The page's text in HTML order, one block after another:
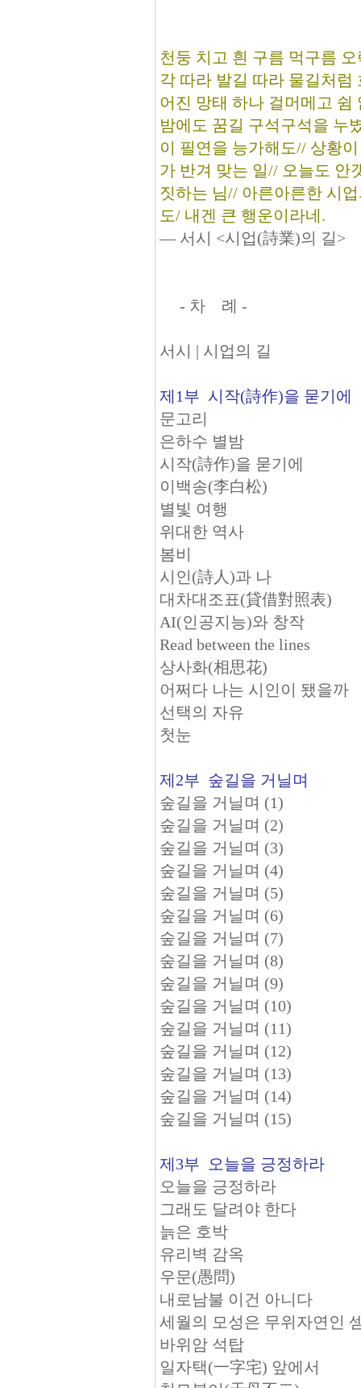
천둥 치고 흰 구름 먹구름
각 따라 발길 따라 물길처
어진 망태 하나 걸머메고
밤에도 꿈길 구석구석을 누
이 필연을 능가해도// 상황
가 반겨 맞는 일// 오늘도 안
짓하는 님// 아른아른한 시
도/ 내겐 큰 행운이라네.
― 서시 <시업(詩業)의 길>
- 차 례 -
서시 | 시업의 길
제1부 시작(詩作)을 묻기에
문고리
은하수 별밤
시작(詩作)을 묻기에
이백송(李白松)
별빛 여행
위대한 역사
봄비
시인(詩人)과 나
대차대조표(貸借對照表)
AI(인공지능)와 창작
Read between the lines
상사화(相思花)
어쩌다 나는 시인이 됐을까
선택의 자유
첫눈
제2부 숲길을 거닐며
숲길을 거닐며 (1)
숲길을 거닐며 (2)
숲길을 거닐며 (3)
숲길을 거닐며 (4)
숲길을 거닐며 (5)
숲길을 거닐며 (6)
숲길을 거닐며 (7)
숲길을 거닐며 (8)
숲길을 거닐며 (9)
숲길을 거닐며 (10)
숲길을 거닐며 (11)
숲길을 거닐며 (12)
숲길을 거닐며 (13)
숲길을 거닐며 (14)
숲길을 거닐며 (15)
제3부 오늘을 긍정하라
오늘을 긍정하라
그래도 달려야 한다
늙은 호박
유리벽 감옥
우문(愚問)
내로남불 이건 아니다
세월의 모성은 무위자연인
바위암 석탑
일자택(一字宅) 앞에서